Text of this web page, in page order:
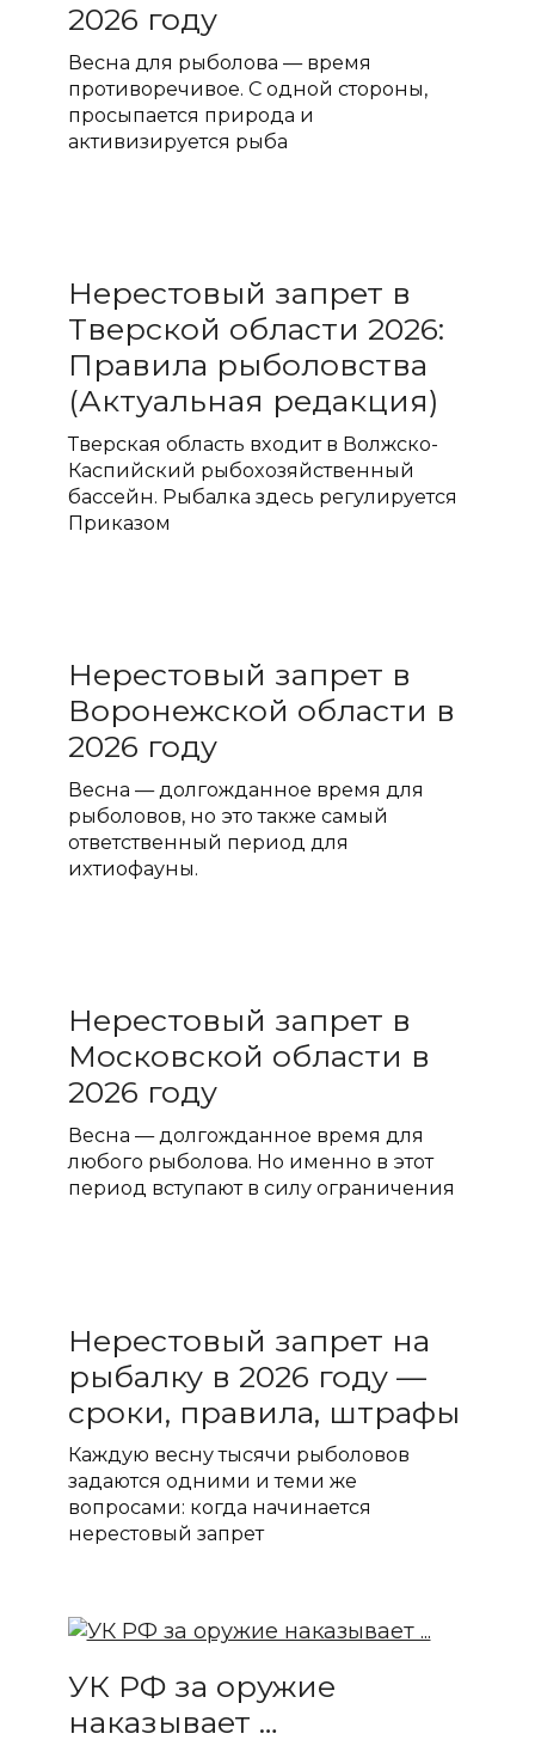
2026 году
Весна для рыболова — время
противоречивое. С одной стороны,
просыпается природа и
активизируется рыба
Нерестовый запрет в
Тверской области 2026:
Правила рыболовства
(Актуальная редакция)
Тверская область входит в Волжско-
Каспийский рыбохозяйственный
бассейн. Рыбалка здесь регулируется
Приказом
Нерестовый запрет в
Воронежской области в
2026 году
Весна — долгожданное время для
рыболовов, но это также самый
ответственный период для
ихтиофауны.
Нерестовый запрет в
Московской области в
2026 году
Весна — долгожданное время для
любого рыболова. Но именно в этот
период вступают в силу ограничения
Нерестовый запрет на
рыбалку в 2026 году —
сроки, правила, штрафы
Каждую весну тысячи рыболовов
задаются одними и теми же
вопросами: когда начинается
нерестовый запрет
УК РФ за оружие
наказывает …